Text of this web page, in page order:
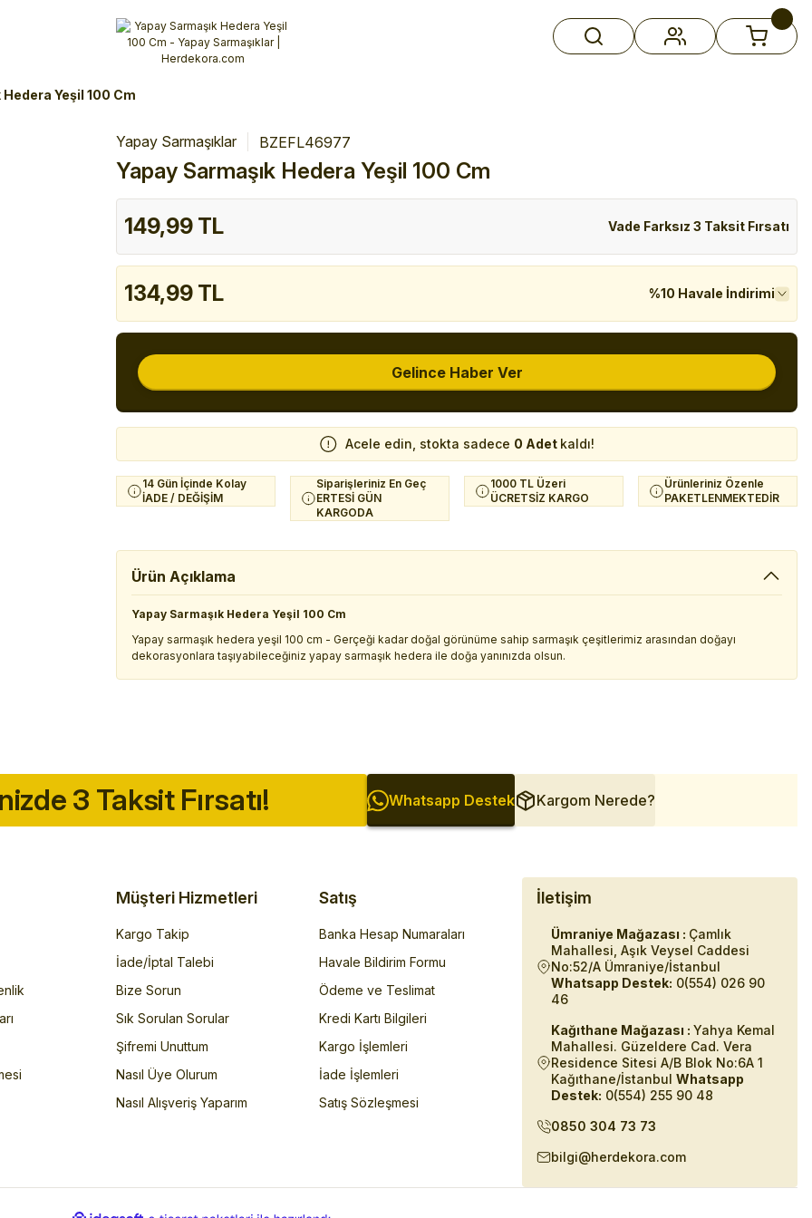
Alışverişlerinizde 3 Taksit Fırsatı!İlk siparişinizi verin!
%10 Havale İndirimi
Şimdi Alışveriş yap!
Yeşil 100 Cm
Yapay Sarmaşıklar BZEFL46977
Yapay Sarmaşık Hedera Yeşil 100 Cm
149,99 TL Vade Farksız 3 Taksit Fırsatı
134,99 TL %10 Havale İndirimi
Gelince Haber Ver
Acele edin, stokta sadece 0 Adet kaldı!
14 Gün İçinde Kolay
İADE / DEĞİŞİM
Siparişleriniz En Geç
ERTESİ GÜN
KARGODA
1000 TL Üzeri
ÜCRETSİZ KARGO
Ürünleriniz Özenle
PAKETLENMEKTEDİR
Ürün Açıklama
Yapay Sarmaşık Hedera Yeşil 100 Cm
Yapay sarmaşık hedera yeşil 100 cm - Gerçeği kadar doğal görünüme sahip sarmaşık çeşitlerimiz arasından doğayı
dekorasyonlara taşıyabileceğiniz yapay sarmaşık hedera ile doğa yanınızda olsun.
3 Taksit Fırsatı! Whatsapp Destek Kargom Nerede?
Müşteri Hizmetleri
Kargo Takip
İade/İptal Talebi
Bize Sorun
Sık Sorulan Sorular
Şifremi Unuttum
Nasıl Üye Olurum
Nasıl Alışveriş Yaparım
Satış
Banka Hesap Numaraları
Havale Bildirim Formu
Ödeme ve Teslimat
Kredi Kartı Bilgileri
Kargo İşlemleri
İade İşlemleri
Satış Sözleşmesi
İletişim
Ümraniye Mağazası : Çamlık
Mahallesi, Aşık Veysel Caddesi
No:52/A Ümraniye/İstanbul
Whatsapp Destek: 0(554) 026 90
46
Kağıthane Mağazası : Yahya Kemal
Mahallesi. Güzeldere Cad. Vera
Residence Sitesi A/B Blok No:6A 1
Kağıthane/İstanbul Whatsapp
Destek: 0(554) 255 90 48
0850 304 73 73
bilgi@herdekora.com